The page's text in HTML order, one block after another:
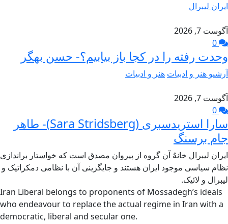
ایران لیبرال
آگوست 7, 2026
وحدت رفته را در کجا باز بیابیم؟- حسن بهگر
آرشیو هنر و ادبیات هنر و ادبیات
آگوست 7, 2026
سارا استریدسبری (Sara Stridsberg)- طاهر
جام برسنگ
ایران لیبرال خانهٌ آن گروه از پیروان مصدق است که خواستار براندازی
نظام سیاسی موجود ایران هستند و جایگزینی آن با نظامی دمکراتیک و
لیبرال و لائیک.
Iran Liberal belongs to proponents of Mossadegh’s ideals
who endeavour to replace the actual regime in Iran with a
democratic, liberal and secular one.